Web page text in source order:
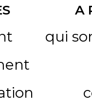
A
qui